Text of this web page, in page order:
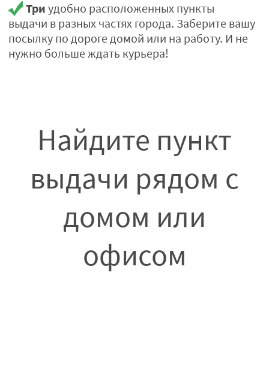
Три удобно расположенных пункты
выдачи в разных частях города. Заберите вашу
посылку по дороге домой или на работу. И не
нужно больше ждать курьера!
Найдите пункт
выдачи рядом с
домом или
офисом